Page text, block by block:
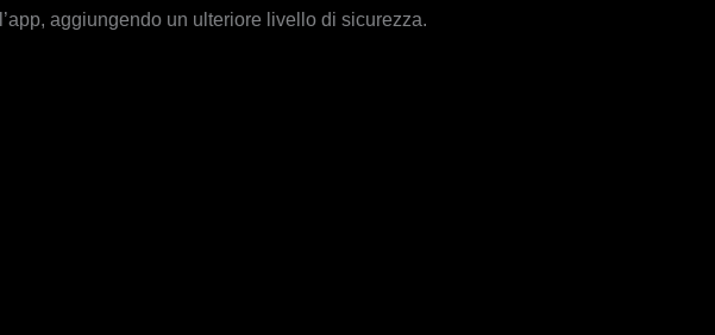
aggiungendo un ulteriore livello di sicurezza.